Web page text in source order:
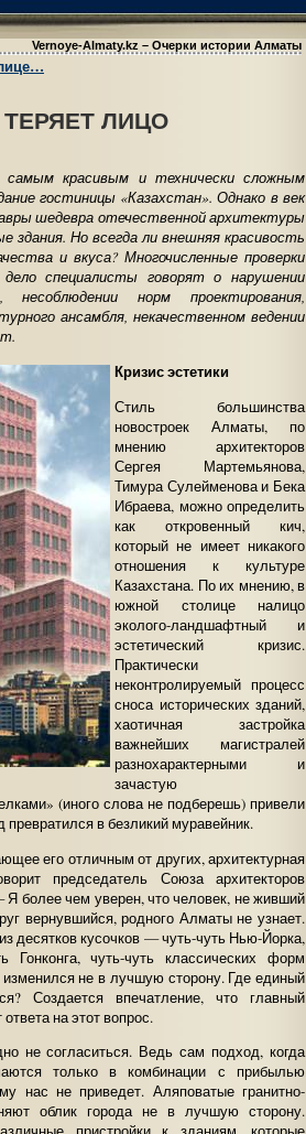
Vernoye-Almaty.kz – Очерки истории Алматы
ЛИЦО
красивым и технически сложным
гостиницы «Казахстан». Однако в век
шедевра отечественной архитектуры
здания. Но всегда ли внешняя красивость
и вкуса? Многочисленные проверки
специалисты говорят о нарушении
несоблюдении норм проектирования,
ансамбля, некачественном ведении
Кризис эстетики
Стиль большинства
новостроек Алматы, по
мнению архитекторов
Сергея Мартемьянова,
Тимура Сулейменова и Бека
Ибраева, можно определить
как откровенный кич,
который не имеет никакого
отношения к культуре
Казахстана. По их мнению, в
южной столице налицо
эколого-ландшафтный и
эстетический кризис.
Практически
неконтролируемый процесс
сноса исторических зданий,
хаотичная застройка
важнейших магистралей
разнохарактерными и
зачастую
(иного слова не подберешь) привели
превратился в безликий муравейник.
его отличным от других, архитектурная
председатель Союза архитекторов
более чем уверен, что человек, не живший
вернувшийся, родного Алматы не узнает.
десятков кусочков — чуть-чуть Нью-Йорка,
Гонконга, чуть-чуть классических форм
не в лучшую сторону. Где единый
Создается впечатление, что главный
на этот вопрос.
не согласиться. Ведь сам подход, когда
только в комбинации с прибылью
нас не приведет. Аляповатые гранитно-
облик города не в лучшую сторону.